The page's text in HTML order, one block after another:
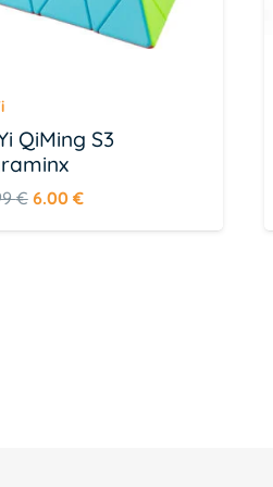
QiMing S3
€ Algne
hind
6.00 €Praegune
hind